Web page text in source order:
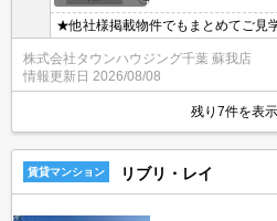
★他社様掲載物件でもまとめてご見
お時間の中で効率よくお部屋探しが
ただきます！お気軽にお問合せ下さい
株式会社タウンハウジング千葉 蘇我店
情報更新日 2026/08/08
残り7件を表
賃貸マンション リブリ・レイ